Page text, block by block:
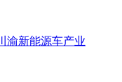
渝新能源车产业